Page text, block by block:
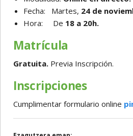
Fecha: Martes, 24 de
Hora: De 18 a 20h.
Matrícula
Gratuita. Previa Inscripción.
Inscripciones
Cumplimentar formulario online